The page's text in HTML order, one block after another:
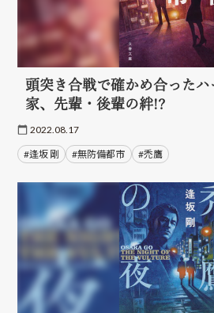
頭突き合戦で確かめ合った
家、先輩・後輩の絆!?
2022.08.17
#逢坂 剛 #無防備都市 #禿鷹